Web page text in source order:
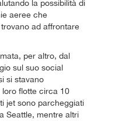
la possibilità di
aeree che
ad affrontare
per altro, dal
sul suo social
si stavano
flotte circa 10
jet sono parcheggiati
Seattle, mentre altri